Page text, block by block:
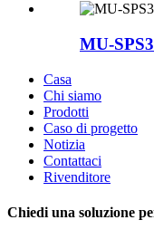
MU-
Casa
Chi siamo
Prodotti
Caso di progetto
Notizia
Contattaci
Rivenditore
Chiedi una soluzione